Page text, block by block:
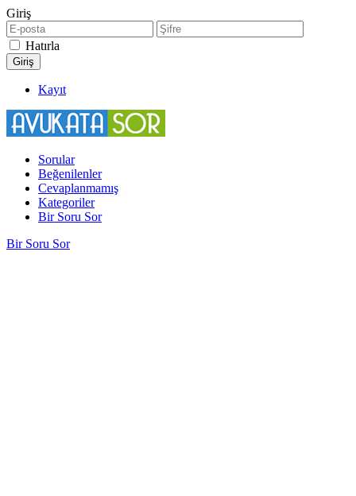
Giriş
Hatırla
Kayıt
Sorular
Beğenilenler
Cevaplanmamış
Kategoriler
Bir Soru Sor
Bir Soru Sor